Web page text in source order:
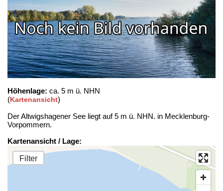
Höhenlage: ca. 5 m ü. NHN
(Kartenansicht)
Der Altwigshagener See liegt auf 5 m ü. NHN. in Mecklenburg-
Vorpommern.
Kartenansicht / Lage:
Filter